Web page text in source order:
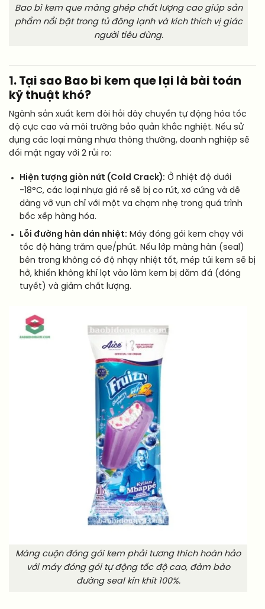
Bao bì kem que màng ghép chất lượng cao giúp sản
phẩm nổi bật trong tủ đông lạnh và kích thích vị giác
người tiêu dùng.
1. Tại sao Bao bì kem que lại là bài toán
kỹ thuật khó?
Ngành sản xuất kem đòi hỏi dây chuyền tự động hóa tốc
độ cực cao và môi trường bảo quản khắc nghiệt. Nếu sử
dụng các loại màng nhựa thông thường, doanh nghiệp sẽ
đối mặt ngay với 2 rủi ro:
Hiện tượng giòn nứt (Cold Crack): Ở nhiệt độ dưới
-18°C, các loại nhựa giá rẻ sẽ bị co rút, xơ cứng và dễ
dàng vỡ vụn chỉ với một va chạm nhẹ trong quá trình
bốc xếp hàng hóa.
Lỗi đường hàn dán nhiệt: Máy đóng gói kem chạy với
tốc độ hàng trăm que/phút. Nếu lớp màng hàn (seal)
bên trong không có độ nhạy nhiệt tốt, mép túi kem sẽ bị
hở, khiến không khí lọt vào làm kem bị dăm đá (đóng
tuyết) và giảm chất lượng.
Màng cuộn đóng gói kem phải tương thích hoàn hảo
với máy đóng gói tự động tốc độ cao, đảm bảo
đường seal kín khít 100%.